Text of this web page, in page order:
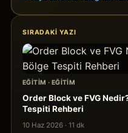
SIRADAKI YAZI
EĞITIM · EĞITIM
Order Block ve FVG
Tespiti Rehberi
10 Haz 2026 · 11 dk